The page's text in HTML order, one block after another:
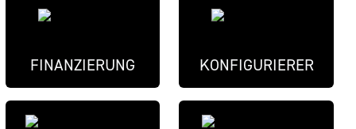
FINANZIERUNG KONFIGURIERER